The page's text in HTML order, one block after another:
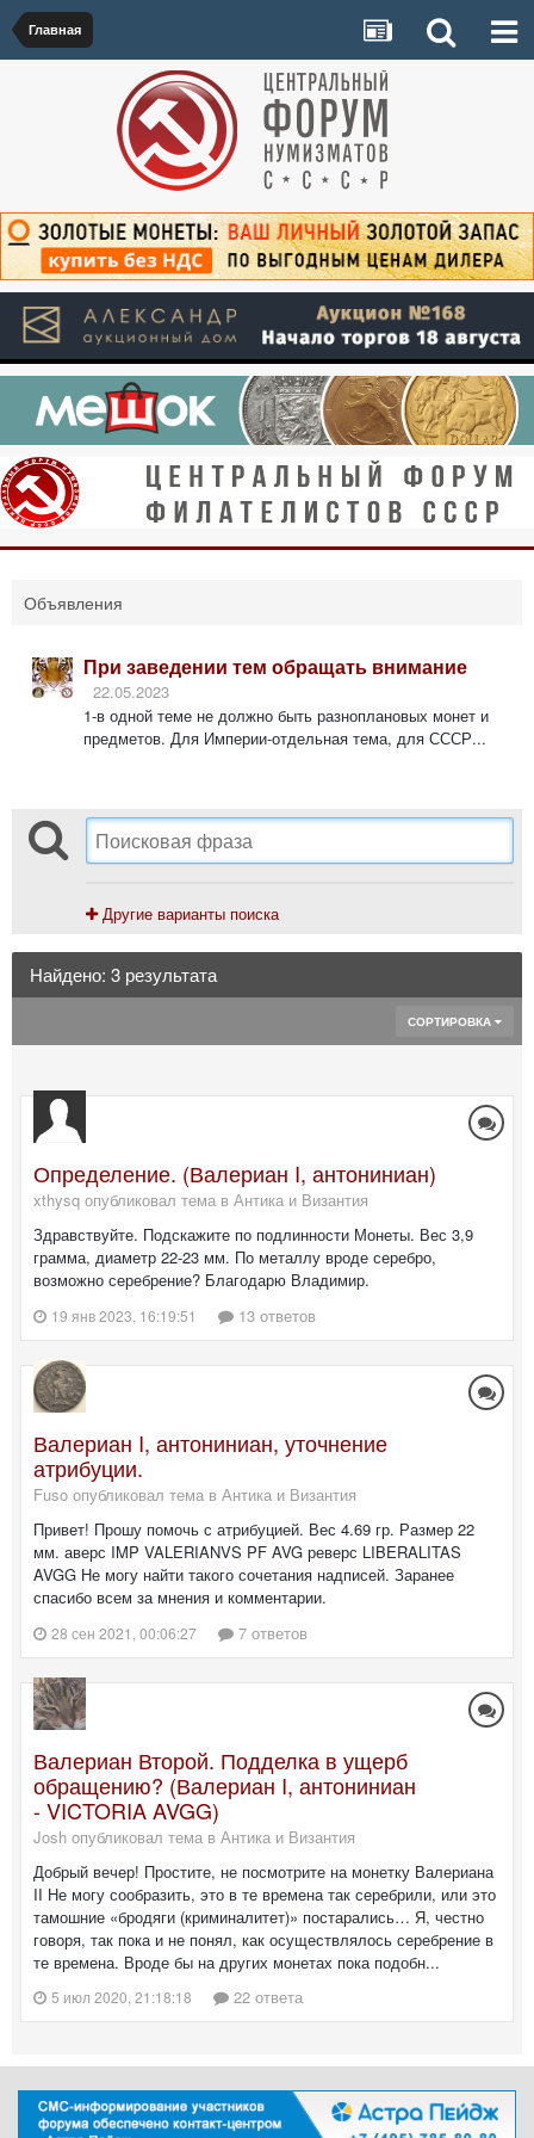
Главная
Объявления
При заведении тем обращать внимание
22.05.2023
1-в одной теме не должно быть разноплановых монет и
предметов. Для Империи-отдельная тема, для СССР...
Другие варианты поиска
Найдено: 3 результата
СОРТИРОВКА
Определение. (Валериан I, антониниан)
xthysq опубликовал тема в Антика и Византия
Здравствуйте. Подскажите по подлинности Монеты. Вес 3,9
грамма, диаметр 22-23 мм. По металлу вроде серебро,
возможно серебрение? Благодарю Владимир.
19 янв 2023, 16:19:51 13 ответов
Валериан I, антониниан, уточнение
атрибуции.
Fuso опубликовал тема в Антика и Византия
Привет! Прошу помочь с атрибуцией. Вес 4.69 гр. Размер 22
мм. аверс IMP VALERIANVS PF AVG реверс LIBERALITAS
AVGG Не могу найти такого сочетания надписей. Заранее
спасибо всем за мнения и комментарии.
28 сен 2021, 00:06:27 7 ответов
Валериан Второй. Подделка в ущерб
обращению? (Валериан I, антониниан
- VICTORIA AVGG)
Josh опубликовал тема в Антика и Византия
Добрый вечер! Простите, не посмотрите на монетку Валериана
II Не могу сообразить, это в те времена так серебрили, или это
тамошние «бродяги (криминалитет)» постарались… Я, честно
говоря, так пока и не понял, как осуществлялось серебрение в
те времена. Вроде бы на других монетах пока подобн...
5 июл 2020, 21:18:18 22 ответа